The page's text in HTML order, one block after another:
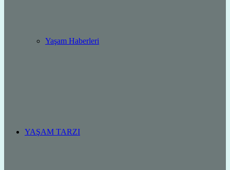
Yaşam Haberleri
YAŞAM TARZI